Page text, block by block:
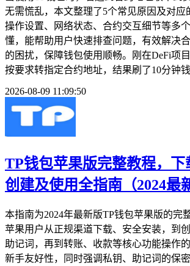
无需慌乱，本文整理了5个常见原因及对应
操作设置、网络状态、合约交互细节等多
懂，能帮助用户快速排查问题，有效解决
的困扰，保障钱包使用顺畅。刚在DeFi项
按要求转指定合约地址，结果刷了10分钟
2026-08-09 11:09:50
TP钱包苹果版完整教程，下
创建及使用全指南（2024最
本指南为2024年最新版TP钱包苹果版的完
苹果用户从正规渠道下载、安全安装，到
助记词，再到转账、收款等核心功能操作
新手友好性，同时强调私钥、助记词的保